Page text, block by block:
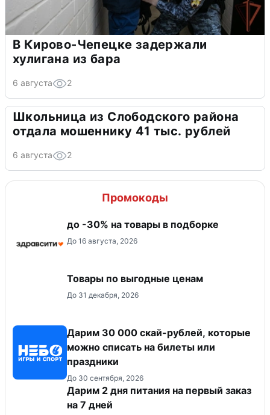
В Кирово-Чепецке задержали
хулигана из бара
6 августа 2
Школьница из Слободского района
отдала мошеннику 41 тыс. рублей
6 августа 2
Промокоды
до -30% на товары в подборке
До 16 августа, 2026
Товары по выгодные ценам
До 31 декабря, 2026
Дарим 30 000 скай-рублей, которые
можно списать на билеты или
праздники
До 30 сентября, 2026
Дарим 2 дня питания на первый заказ
на 7 дней